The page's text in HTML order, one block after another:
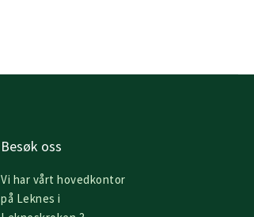
Besøk oss
Vi har vårt hovedkontor
på Leknes i